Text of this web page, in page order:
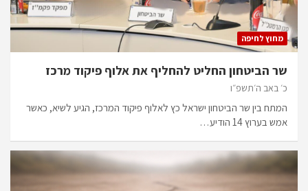
מחוץ לחיפה
שר הביטחון החליט להחליף את אלוף פיקוד מרכז
כ׳ באב ה׳תשפ״ו
המתח בין שר הביטחון ישראל כץ לאלוף פיקוד המרכז, הגיע לשיא, כאשר
אמש בערוץ 14 הודיע…